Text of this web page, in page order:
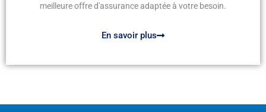
meilleure offre d'assurance adaptée à votre besoin.
En savoir plus